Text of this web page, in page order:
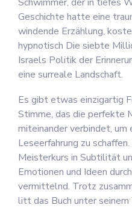
Geschichte hatte eine
windende Erzählung,
hypnotisch Die siebte
Israels Politik der
eine surreale Landschaft.
Es gibt etwas einzigartig
Stimme, das die perfekte
miteinander verbindet, um
Leseerfahrung zu
Meisterkurs in Subtilität
Emotionen und Ideen
vermittelnd. Trotz
litt das Buch unter seinem